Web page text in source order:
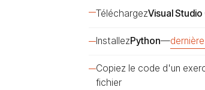
TéléchargezVisual Studio
InstallezPython—
Copiez le code d'un
fichier